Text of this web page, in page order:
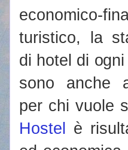
economico-
turistico, la
di hotel di
sono anche
per chi vuole
Hostel è